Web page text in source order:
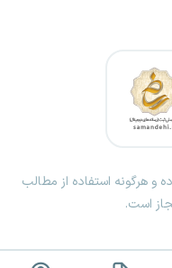
و هرگونه استفاده از مطالب
است.